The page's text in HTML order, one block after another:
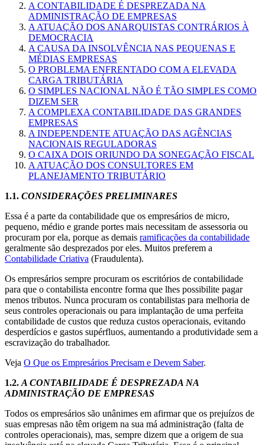
A CONTABILIDADE É DESPREZADA NA
ADMINISTRAÇÃO DE EMPRESAS
A ATUAÇÃO DOS ANARQUISTAS CONTRÁRIOS À
DEMOCRACIA
A CAUSA DA INSOLVÊNCIA NAS PEQUENAS E
MÉDIAS EMPRESAS
O PROBLEMA ENFRENTADO COM A ELEVADA
CARGA TRIBUTÁRIA
O SIMPLES NACIONAL NÃO É TÃO SIMPLES COMO
DIZEM SER
A COMPLEXA CONTABILIDADE DAS GRANDES
EMPRESAS
A INDEPENDENTE ATUAÇÃO DAS AGÊNCIAS
NACIONAIS REGULADORAS
O CAIXA DOIS ORIUNDO DA SONEGAÇÃO FISCAL
A ATUAÇÃO DOS CONSULTORES EM
PLANEJAMENTO TRIBUTÁRIO
1.1. CONSIDERAÇÕES PRELIMINARES
Essa é a parte da contabilidade que os empresários de micro,
pequeno, médio e grande portes mais necessitam de assessoria ou
procuram por ela, porque as demais ramificações da contabilidade
geralmente são desprezados por eles. Muitos preferem a
Contabilidade Criativa (Fraudulenta).
Os empresários sempre procuram os escritórios de contabilidade
para que o contabilista encontre forma que lhes possibilite pagar
menos tributos. Nunca procuram os contabilistas para melhoria de
seus controles operacionais ou para implantação de uma perfeita
contabilidade de custos que reduza custos operacionais, evitando
desperdícios e gastos supérfluos, aumentando a produtividade sem a
escravização do trabalhador.
Veja O Que os Empresários Precisam e Devem Saber.
1.2. A CONTABILIDADE É DESPREZADA NA
ADMINISTRAÇÃO DE EMPRESAS
Todos os empresários são unânimes em afirmar que os prejuízos de
suas empresas não têm origem na sua má administração (falta de
controles operacionais), mas, sempre dizem que a origem de sua